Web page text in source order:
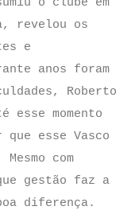
revelou os
e
anos foram
Roberto
esse momento
que esse Vasco
com
gestão faz a
diferença.